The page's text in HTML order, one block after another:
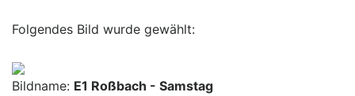
Folgendes Bild wurde gewählt:
Bildname: E1 Roßbach - Samstag